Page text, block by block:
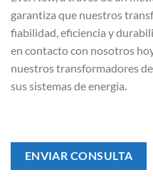
garantiza que nuestros
fiabilidad, eficiencia y
en contacto con nosotros
nuestros transformadores
sus sistemas de energía.
ENVIAR CONSULTA